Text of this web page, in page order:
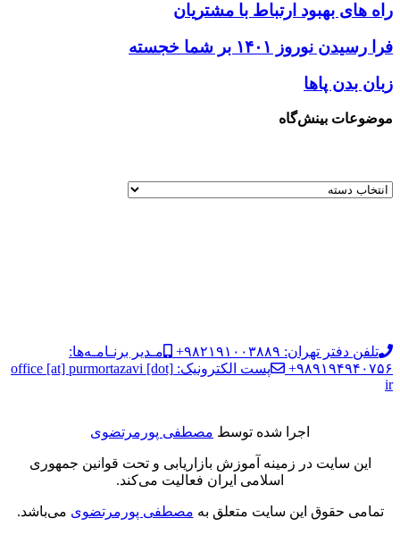
راه های بهبود ارتباط با مشتریان
فرا رسیدن نوروز ۱۴۰۱ بر شما خجسته
زبان بدن پاها
موضوعات بینش‌گاه
تلفن دفتر تهران: ۹۸۲۱۹۱۰۰۳۸۸۹+
مـدیر برنـامـه‌ها:
۹۸۹۱۹۴۹۴۰۷۵۶+
پست الکترونیک: office [at] purmortazavi [dot]
ir
اجرا شده توسط مصطفی پورمرتضوی
این سایت در زمینه آموزش بازاریابی و تحت قوانین جمهوری
اسلامی ایران فعالیت می‌کند.
تمامی حقوق این سایت متعلق به مصطفی پورمرتضوی می‌باشد.